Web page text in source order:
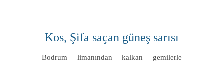
Kos, Şifa saçan güneş sarısı
Bodrum limanından kalkan gemilerle